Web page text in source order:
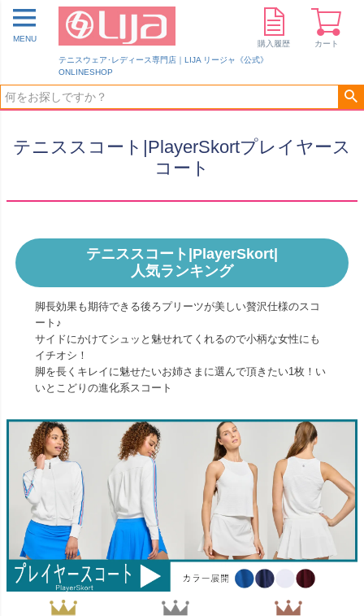
テニスウェア･レディース専門店｜LIJA リージャ《公式》
ONLINESHOP
MENU
購入履歴 カート
テニススコート|PlayerSkortプレイヤース
コート
テニススコート|PlayerSkort|
人気ランキング
脚長効果も期待できる後ろプリーツが美しい贅沢仕様のスコ
ート♪
サイドにかけてシュッと魅せれてくれるので小柄な女性にも
イチオシ！
脚を長くキレイに魅せたいお姉さまに選んで頂きたい1枚！い
いとこどりの進化系スコート